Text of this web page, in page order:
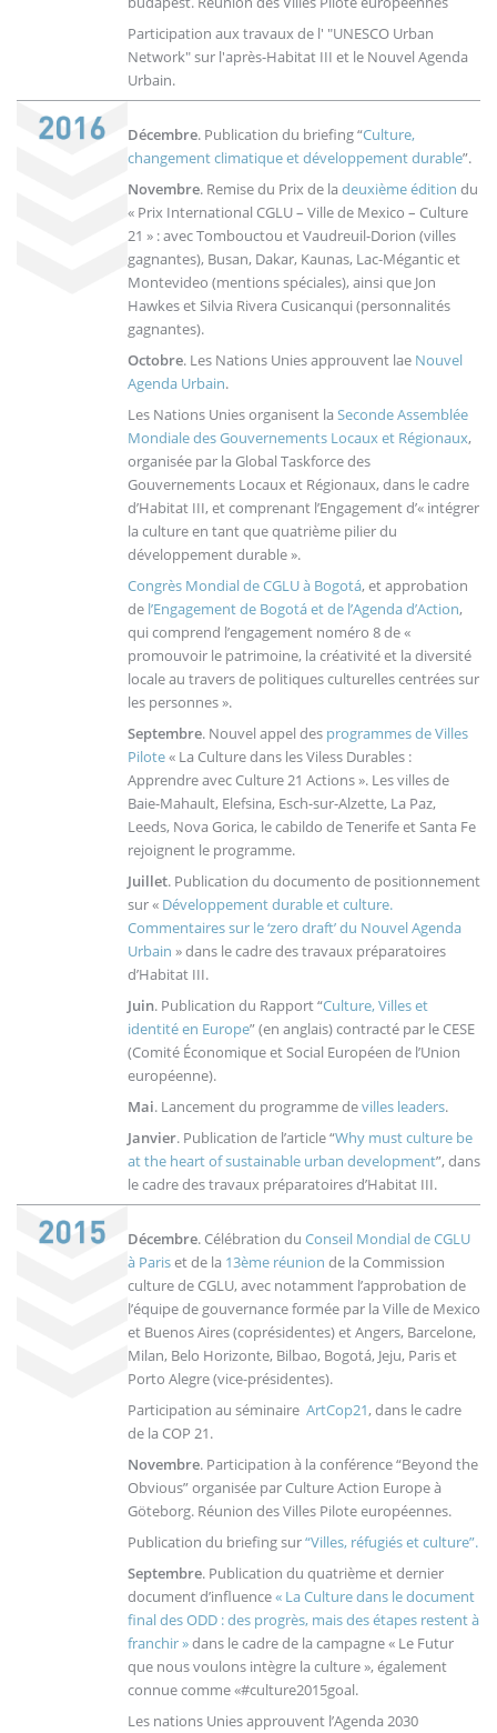
Participation aux travaux de l' "UNESCO Urban
Network" sur l'après-Habitat III et le Nouvel Agenda
Urbain.
Décembre. Publication du briefing “Culture,
changement climatique et développement durable”.
Novembre. Remise du Prix de la deuxième édition du
« Prix International CGLU – Ville de Mexico – Culture
21 » : avec Tombouctou et Vaudreuil-Dorion (villes
gagnantes), Busan, Dakar, Kaunas, Lac-Mégantic et
Montevideo (mentions spéciales), ainsi que Jon
Hawkes et Silvia Rivera Cusicanqui (personnalités
gagnantes).
Octobre. Les Nations Unies approuvent lae Nouvel
Agenda Urbain.
Les Nations Unies organisent la Seconde Assemblée
Mondiale des Gouvernements Locaux et Régionaux,
organisée par la Global Taskforce des
Gouvernements Locaux et Régionaux, dans le cadre
d’Habitat III, et comprenant l’Engagement d’« intégrer
la culture en tant que quatrième pilier du
développement durable ».
Congrès Mondial de CGLU à Bogotá, et approbation
de l’Engagement de Bogotá et de l’Agenda d’Action,
qui comprend l’engagement noméro 8 de «
promouvoir le patrimoine, la créativité et la diversité
locale au travers de politiques culturelles centrées sur
les personnes ».
Septembre. Nouvel appel des programmes de Villes
Pilote« La Culture dans les Viless Durables :
Apprendre avec Culture 21 Actions ». Les villes de
Baie-Mahault, Elefsina, Esch-sur-Alzette, La Paz,
Leeds, Nova Gorica, le cabildo de Tenerife et Santa Fe
rejoignent le programme.
Juillet. Publication du documento de positionnement
sur « Développement durable et culture.
Commentaires sur le ‘zero draft’ du Nouvel Agenda
Urbain » dans le cadre des travaux préparatoires
d’Habitat III.
Juin. Publication du Rapport “Culture, Villes et
identité en Europe” (en anglais) contracté par le CESE
(Comité Économique et Social Européen de l’Union
européenne).
Mai. Lancement du programme devilles leaders.
Janvier. Publication de l’article “Why must culture be
at the heart of sustainable urban development”, dans
le cadre des travaux préparatoires d’Habitat III.
Décembre. Célébration du Conseil Mondial de CGLU
à Pariset de la 13ème réunion de la Commission
culture de CGLU, avec notamment l’approbation de
l’équipe de gouvernance formée par la Ville de Mexico
et Buenos Aires (coprésidentes) et Angers, Barcelone,
Milan, Belo Horizonte, Bilbao, Bogotá, Jeju, Paris et
Porto Alegre (vice-présidentes).
Participation au séminaire ArtCop21, dans le cadre
de la COP 21.
Novembre. Participation à la conférence “Beyond the
Obvious” organisée par Culture Action Europe à
Göteborg. Réunion des Villes Pilote européennes.
Publication du briefing sur“Villes, réfugiés et culture”.
Septembre. Publication du quatrième et dernier
document d’influence« La Culture dans le document
final des ODD : des progrès, mais des étapes restent à
franchir »dans le cadre de la campagne « Le Futur
que nous voulons intègre la culture », également
connue comme «#culture2015goal.
Les nations Unies approuvent l’Agenda 2030